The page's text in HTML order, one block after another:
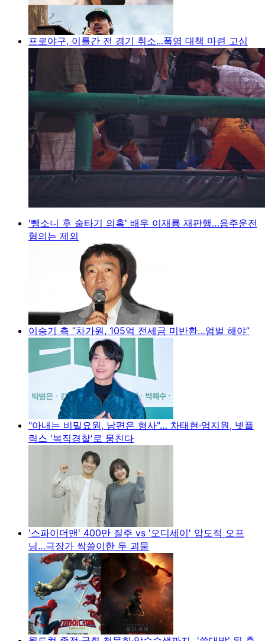
프로야구, 이틀간 전 경기 취소...폭염 대책 마련 고심
'뺑소니 후 술타기 의혹' 배우 이재룡 재판행…음주운전
혐의는 제외
이승기 측 “차가원, 105억 전세금 미반환…엄벌 해야”
"아내는 비밀요원, 남편은 형사"… 차태현·엄지원, 넷플
릭스 '복직경찰'로 뭉친다
'스파이더맨' 400만 질주 vs '오디세이' 압도적 오프
닝…극장가 싹쓸이한 두 괴물